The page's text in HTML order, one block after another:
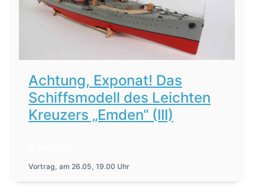
Achtung, Exponat! Das
Schiffsmodell des Leichten
Kreuzers „Emden“ (III)
Vortrag, am 26.05, 19.00 Uhr